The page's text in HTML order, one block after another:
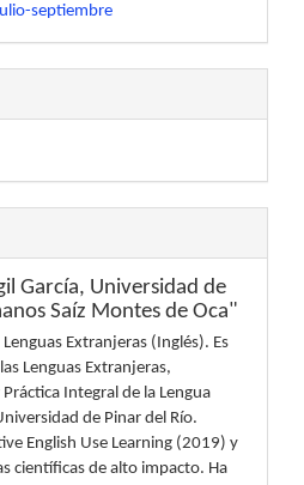
septiembre
García, Universidad de
Saíz Montes de Oca"
Extranjeras (Inglés). Es
Lenguas Extranjeras,
Integral de la Lengua
de Pinar del Río.
English Use Learning (2019) y
científicas de alto impacto. Ha